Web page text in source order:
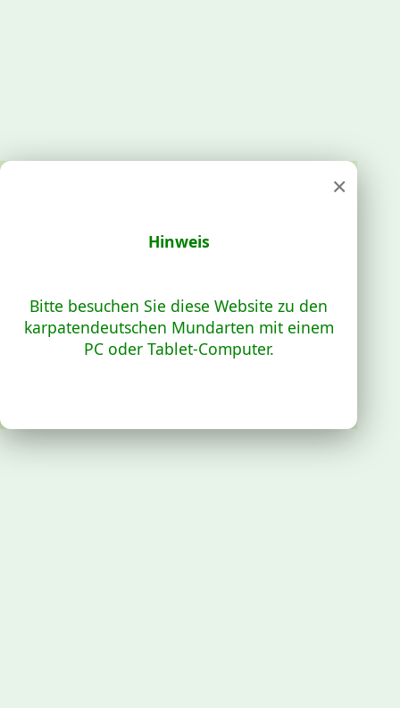
×
Hinweis
Bitte besuchen Sie diese Website zu den
karpatendeutschen Mundarten mit einem
PC oder Tablet-Computer.